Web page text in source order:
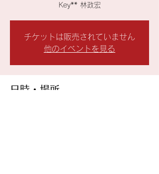
Key** 林政宏
チケットは販売されていません
他のイベントを見る
日時・場所